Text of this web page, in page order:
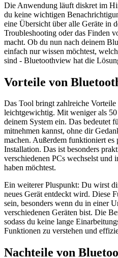
Die Anwendung läuft diskret im
du keine wichtigen
eine Übersicht über alle Geräte in
Troubleshooting oder das Finden
macht. Ob du nun nach deinem
einfach nur wissen möchtest,
sind - Bluetoothview hat die
Vorteile von
Das Tool bringt zahlreiche
leichtgewichtig. Mit weniger als
deinem System ein. Das bedeutet
mitnehmen kannst, ohne dir
machen. Außerdem funktioniert es
Installation. Das ist besonders
verschiedenen PCs wechselst
haben möchtest.
Ein weiterer Pluspunkt: Du wirst
neues Gerät entdeckt wird. Diese
sein, besonders wenn du in einer
verschiedenen Geräten bist. Die
sodass du keine lange
Funktionen zu verstehen und
Nachteile von